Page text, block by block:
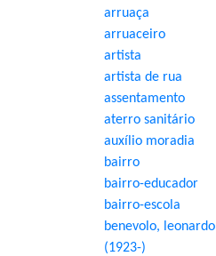
arruaça
arruaceiro
artista
artista de rua
assentamento
aterro sanitário
auxílio moradia
bairro
bairro-educador
bairro-escola
benevolo, leonardo
(1923-)